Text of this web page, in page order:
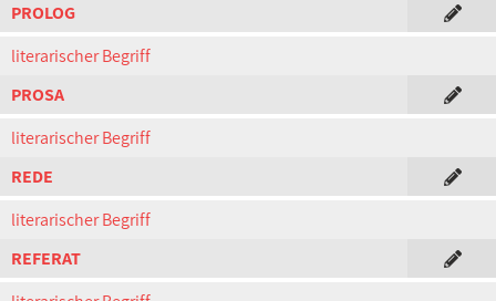
PROLOG
literarischer Begriff
PROSA
literarischer Begriff
REDE
literarischer Begriff
REFERAT